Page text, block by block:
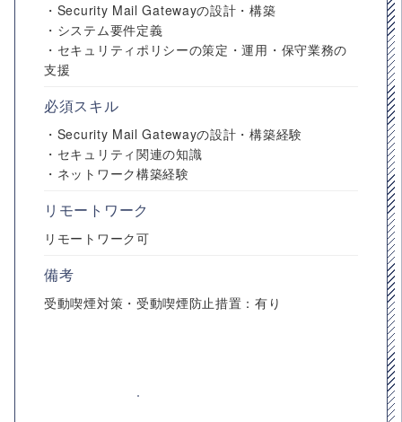
・Security Mail Gatewayの設計・構築
・システム要件定義
・セキュリティポリシーの策定・運用・保守業務の
支援
必須スキル
・Security Mail Gatewayの設計・構築経験
・セキュリティ関連の知識
・ネットワーク構築経験
リモートワーク
リモートワーク可
備考
受動喫煙対策・受動喫煙防止措置：有り